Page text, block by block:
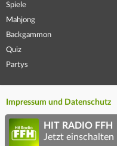
Spiele
Mahjong
Backgammon
Quiz
Partys
Impressum und Datenschutz
HIT RADIO FFH
Jetzt einschalten